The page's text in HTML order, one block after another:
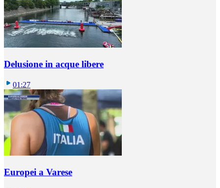
Delusione in acque libere
01:27
Europei a Varese